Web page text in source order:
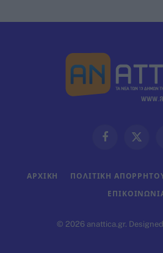
FacebookX
ΑΡΧΙΚΗ ΠΟΛΙΤΙΚΗ
© 2026 anattica.gr.